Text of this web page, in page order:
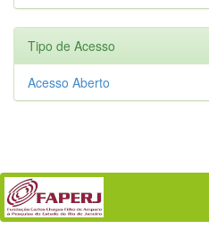
Tipo de Acesso
Acesso Aberto